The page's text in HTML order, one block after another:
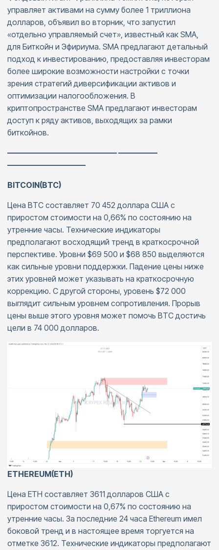
управляет активами на сумму более 1 триллиона
долларов, объявил во вторник, что запустил
«отдельно управляемый счет», известный как SMA,
для Биткойн и Эфириума. SMA предлагают детальный
подход к инвестированию, предоставляя инвесторам
более широкие возможности настройки с точки
зрения стратегий диверсификации активов и
оптимизации налогообложения. В
криптопространстве SMA предлагают инвесторам
доступ к ряду активов, выходящих за рамки
биткойнов.
—————————————— —————
——————————
BITCOIN(BTC)
Цена BTC составляет 70 452 доллара США с
приростом стоимости на 0,66% по состоянию на
утренние часы. Технические индикаторы
предполагают восходящий тренд в краткосрочной
перспективе. Уровни $69 500 и $68 850 выделяются
как сильные уровни поддержки. Падение цены ниже
этих уровней может указывать на краткосрочную
коррекцию. С другой стороны, уровень $72 000
выглядит сильным уровнем сопротивления. Прорыв
цены выше этого уровня может помочь BTC достичь
цели в 74 000 долларов.
ETHEREUM(ETH)
Цена ETH составляет 3611 долларов США с
приростом стоимости на 0,67% по состоянию на
утренние часы. За последние 24 часа Ethereum имел
боковой тренд и в настоящее время торгуется на
отметке 3612. Технические индикаторы предполагают